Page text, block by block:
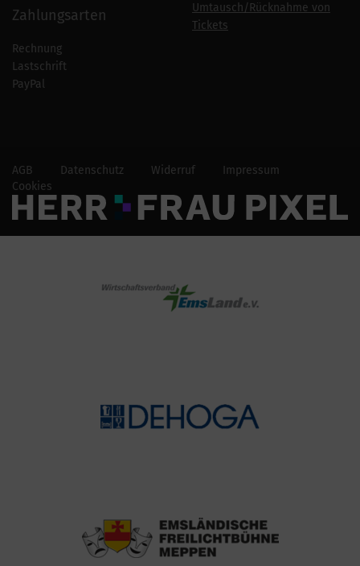
Zahlungsarten
Rechnung
Lastschrift
PayPal
Umtausch/Rücknahme von
Tickets
AGB Datenschutz Widerruf
Impressum
Cookies